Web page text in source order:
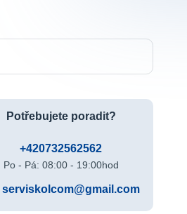
Potřebujete poradit?
+420732562562
Po - Pá: 08:00 - 19:00hod
serviskolcom@gmail.com